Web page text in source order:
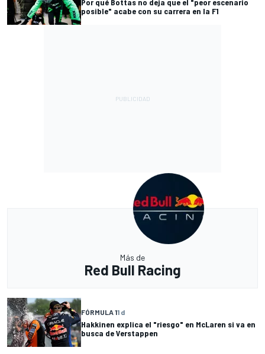
posible" acabe con su carrera en la F1
Más de
Red Bull Racing
FÓRMULA 11 d
Hakkinen explica el "riesgo" en McLaren si va en
busca de Verstappen